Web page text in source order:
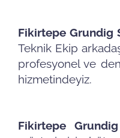
Fikirtepe Grundig
Teknik Ekip
profesyonel ve
hizmetindeyiz.
Fikirtepe